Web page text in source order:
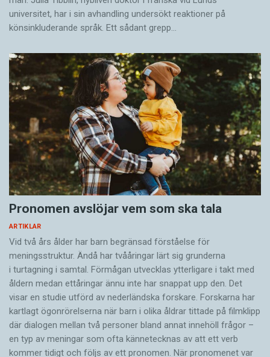
universitet, har i sin avhandling undersökt reaktioner på
könsinkluderande språk. Ett sådant grepp…
Pronomen avslöjar vem som ska tala
ARTIKLAR
Vid två års ålder har barn begränsad förståelse för
meningsstruktur. Ändå har tvååringar lärt sig grunderna
i turtagning i samtal. Förmågan utvecklas ytterligare i takt med
åldern medan ettåringar ännu inte har snappat upp den. Det
visar en studie utförd av nederländska forskare. Forskarna har
kartlagt ögonrörelserna när barn i olika åldrar tittade på filmklipp
där dialogen mellan två personer bland annat innehöll frågor –
en typ av meningar som ofta kännetecknas av att ett verb
kommer tidigt och följs av ett pronomen. När pronomenet var